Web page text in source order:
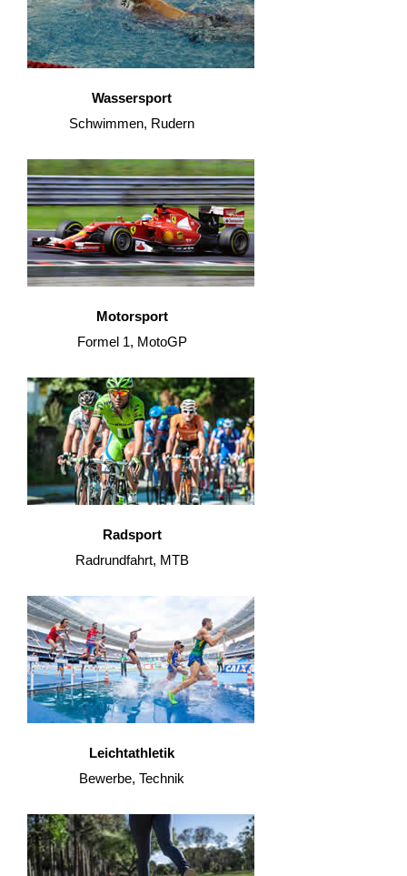
Wassersport
Schwimmen, Rudern
Motorsport
Formel 1, MotoGP
Radsport
Radrundfahrt, MTB
Leichtathletik
Bewerbe, Technik